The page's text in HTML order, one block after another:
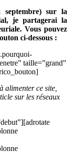
septembre) sur la
je partagerai la
Vous pouvez
ci-dessous :
taille=”grand”
alimenter ce site,
sur les réseaux